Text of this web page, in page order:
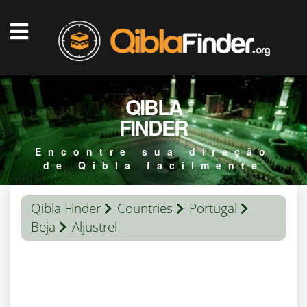
QIBLA
FINDER
Encontre sua direção
de Qibla facilmente
Qibla Finder Countries
Portugal
Beja
Aljustrel